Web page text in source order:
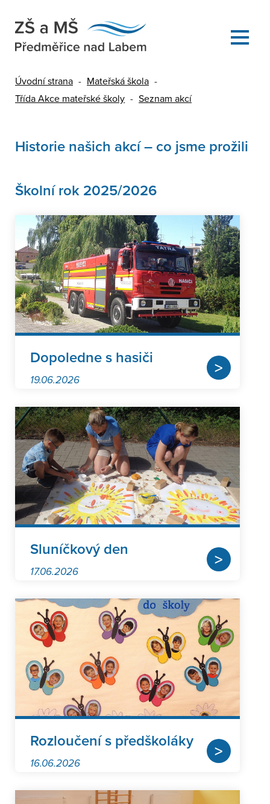
Úvodní strana - Mateřská škola -
Třída Akce mateřské školy - Seznam akcí
Historie našich akcí – co jsme prožili
Školní rok 2025/2026
Dopoledne s hasiči
19.06.2026
>
Sluníčkový den
17.06.2026
>
Rozloučení s předškoláky
16.06.2026
>